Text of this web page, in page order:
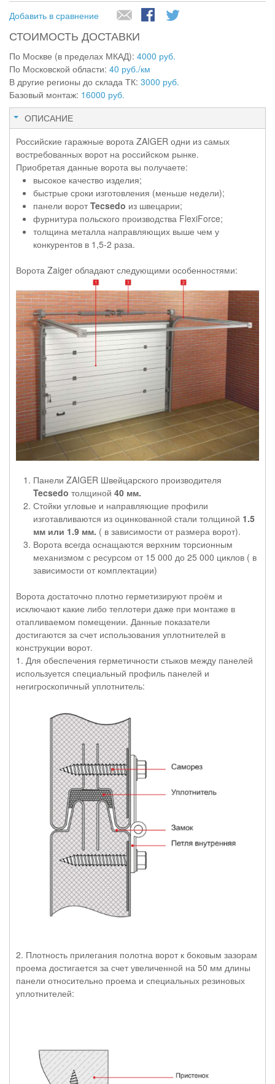
Добавить в сравнение
СТОИМОСТЬ ДОСТАВКИ
По Москве (в пределах МКАД): 4000 руб.
По Московской области: 40 руб./км
В другие регионы до склада ТК: 3000 руб.
Базовый монтаж: 16000 руб.
ОПИСАНИЕ
Российские гаражные ворота ZAIGER одни из самых
востребованных ворот на российском рынке.
Приобретая данные ворота вы получаете:
высокое качество изделия;
быстрые сроки изготовления (меньше недели);
панели воротTecsedo из швецарии;
фурнитура польского производства FlexiForce;
толщина металла направляющих выше чем у
конкурентов в 1,5-2 раза.
Ворота Zaiger обладают следующими особенностями:
Панели ZAIGER Швейцарского производителя
Tecsedo толщиной 40 мм.
Стойки угловые и направляющие профили
изготавливаются из оцинкованной стали толщиной 1.5
мм или 1.9 мм. ( в зависимости от размера ворот).
Ворота всегда оснащаются верхним торсионным
механизмом с ресурсом от 15 000 до 25 000 циклов ( в
зависимости от комплектации)
Ворота достаточно плотно герметизируют проём и
исключают какие либо теплотери даже при монтаже в
отапливаемом помещении. Данные показатели
достигаются за счет использования уплотнителей в
конструкции ворот.
1. Для обеспечения герметичности стыков между панелей
используется специальный профиль панелей и
негигроскопичный уплотнитель:
2. Плотность прилегания полотна ворот к боковым зазорам
проема достигается за счет увеличенной на 50 мм длины
панели относительно проема и специальных резиновых
уплотнителей: